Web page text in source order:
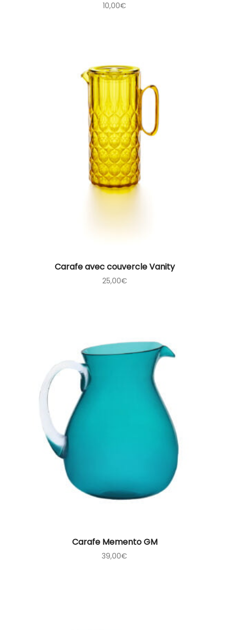
10,00€
Carafe avec couvercle Vanity
25,00€
Carafe Memento GM
39,00€